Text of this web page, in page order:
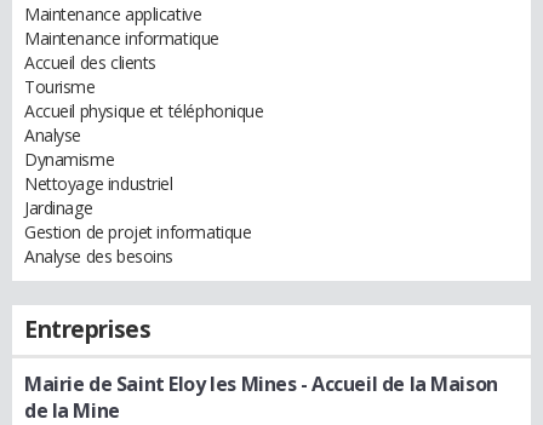
Maintenance applicative
Maintenance informatique
Accueil des clients
Tourisme
Accueil physique et téléphonique
Analyse
Dynamisme
Nettoyage industriel
Jardinage
Gestion de projet informatique
Analyse des besoins
Entreprises
Mairie de Saint Eloy les Mines- Accueil de la Maison
de la Mine